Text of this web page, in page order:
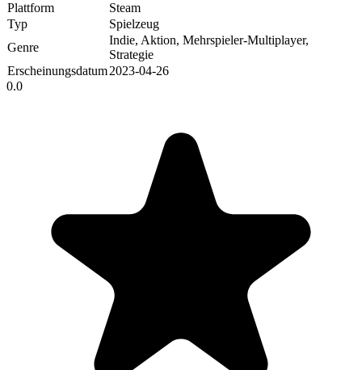
Plattform
Steam
Typ
Spielzeug
Genre
Indie, Aktion, Mehrspieler-Multiplayer,
Strategie
Erscheinungsdatum2023-04-26
0.0